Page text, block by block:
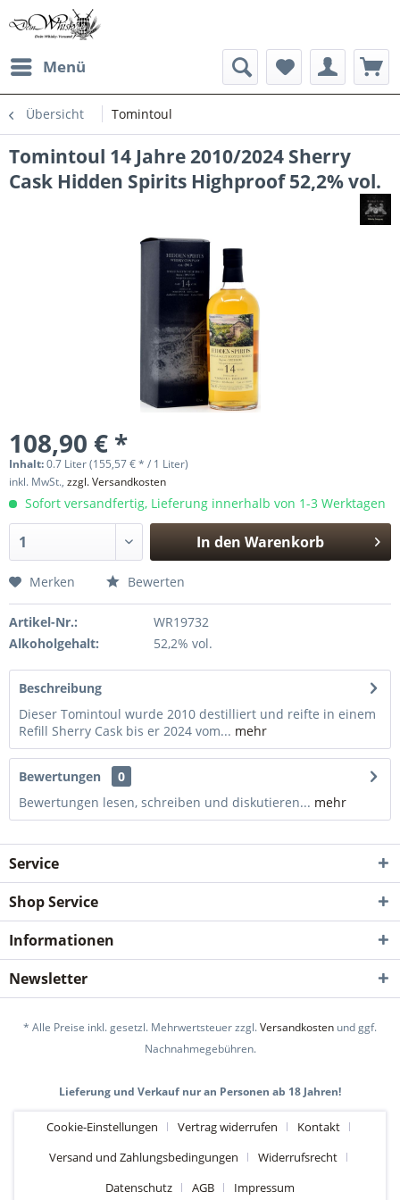
Menü
Übersicht Tomintoul
Tomintoul 14 Jahre 2010/2024 Sherry
Cask Hidden Spirits Highproof 52,2% vol.
108,90 € *
Inhalt:0.7 Liter (155,57 € * / 1 Liter)
inkl. MwSt., zzgl. Versandkosten
Sofort versandfertig, Lieferung innerhalb von 1-3 Werktagen
In den Warenkorb
Merken Bewerten
Artikel-Nr.:
WR19732
Alkoholgehalt:
52,2% vol.
Beschreibung
Dieser Tomintoul wurde 2010 destilliert und reifte in einem
Refill Sherry Cask bis er 2024 vom... mehr
Bewertungen
0
Bewertungen lesen, schreiben und diskutieren... mehr
Service
Shop Service
Informationen
Newsletter
* Alle Preise inkl. gesetzl. Mehrwertsteuer zzgl.Versandkosten und ggf.
Nachnahmegebühren.
Lieferung und Verkauf nur an Personen ab 18 Jahren!
Cookie-Einstellungen Vertrag widerrufen
Kontakt
Versand und Zahlungsbedingungen
Widerrufsrecht
Datenschutz
AGB Impressum